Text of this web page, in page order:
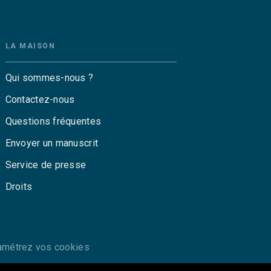
LA MAISON
Qui sommes-nous ?
Contactez-nous
Questions fréquentes
Envoyer un manuscrit
Service de presse
Droits
vos cookies